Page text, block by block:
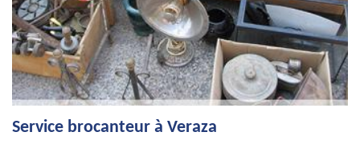
Service brocanteur à Veraza